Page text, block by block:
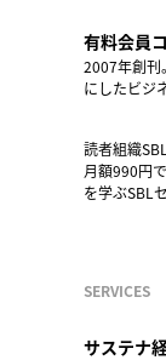
有料会員
2007年創刊
にしたビジ
読者組織
月額990円
を学ぶSBL
SERVICES
サステナ